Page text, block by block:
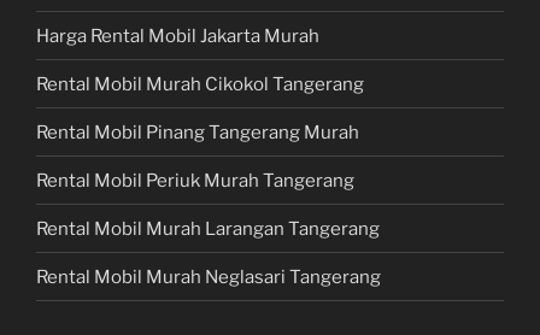
Harga Rental Mobil Jakarta Murah
Rental Mobil Murah Cikokol Tangerang
Rental Mobil Pinang Tangerang Murah
Rental Mobil Periuk Murah Tangerang
Rental Mobil Murah Larangan Tangerang
Rental Mobil Murah Neglasari Tangerang